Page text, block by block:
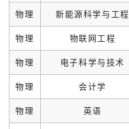
物理 新能源科学与工程
物理 物联网工程
物理 电子科学与技术
物理 会计学
物理 英语